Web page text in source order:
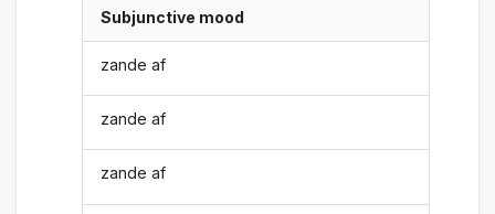
Subjunctive mood
zande af
zande af
zande af